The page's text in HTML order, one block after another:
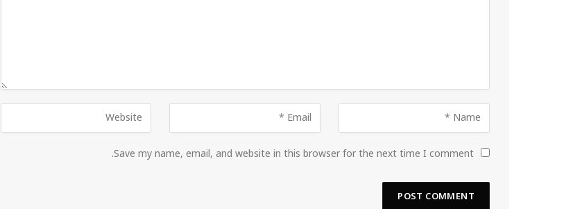
Save my name, email, and website in this browser for the next time I comment.